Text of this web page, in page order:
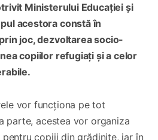
Ministerului Educației și
acestora constă în
joc, dezvoltarea socio-
copiilor refugiați și a celor
vor funcționa pe tot
parte, acestea vor organiza
copiii din grădinițe, iar în